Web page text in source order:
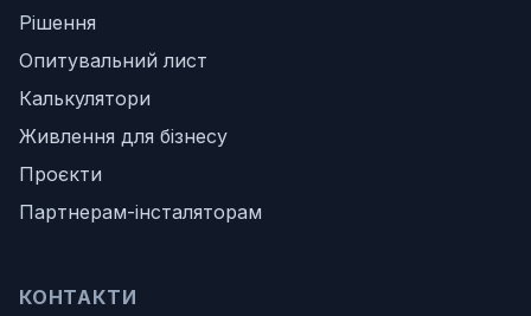
Рішення
Опитувальний лист
Калькулятори
Живлення для бізнесу
Проєкти
Партнерам-інсталяторам
КОНТАКТИ